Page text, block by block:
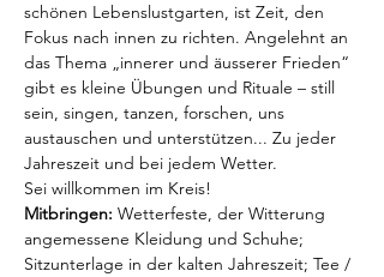
schönen Lebenslustgarten, ist Zeit, den
Fokus nach innen zu richten. Angelehnt an
das Thema „innerer und äusserer Frieden“
gibt es kleine Übungen und Rituale – still
sein, singen, tanzen, forschen, uns
austauschen und unterstützen... Zu jeder
Jahreszeit und bei jedem Wetter.
Sei willkommen im Kreis!
Mitbringen: Wetterfeste, der Witterung
angemessene Kleidung und Schuhe;
Sitzunterlage in der kalten Jahreszeit; Tee /